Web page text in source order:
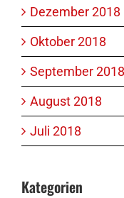
Dezember 2018
Oktober 2018
September 2018
August 2018
Juli 2018
Kategorien